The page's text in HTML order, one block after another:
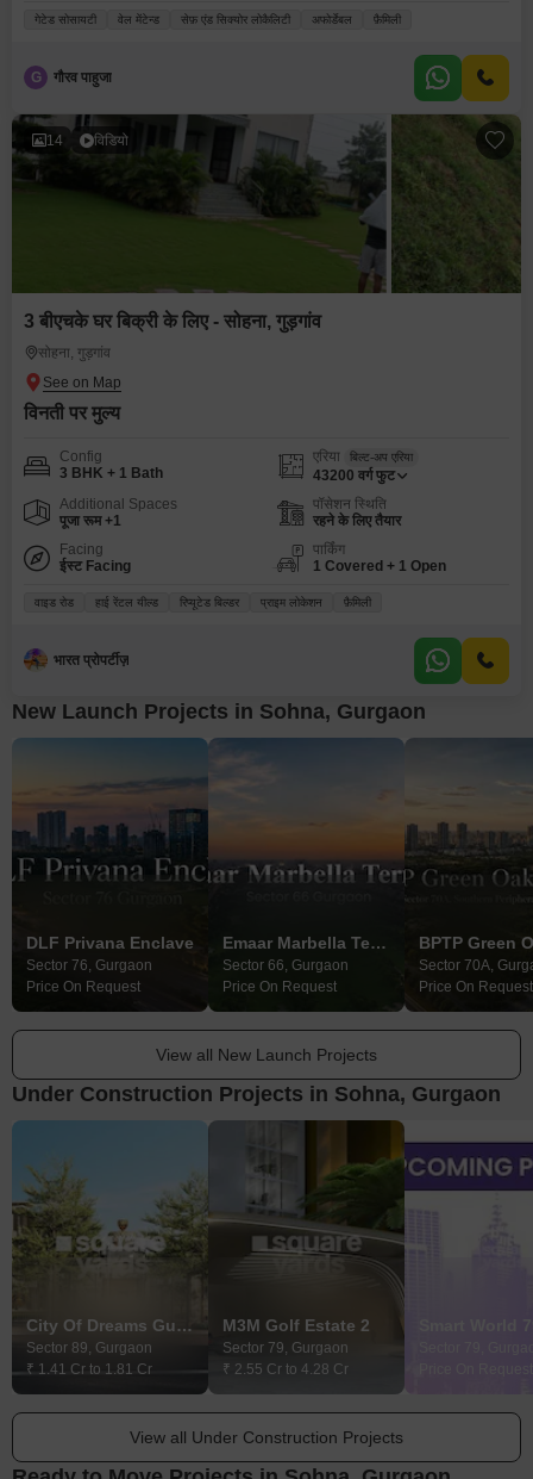
गेटेड सोसायटी वेल मेंटेन्ड सेफ़ एंड सिक्योर लोकैलिटी अफोर्डेबल फ़ैमिली
G गौरव पाहुजा
14 विडियो
3 बीएचके घर बिक्री के लिए - सोहना, गुड़गांव
सोहना, गुड़गांव
विनती पर मुल्य
Config
3 BHK + 1 Bath
एरिया बिल्ट-अप एरिया
43200 वर्ग फुट
Additional Spaces
पूजा रूम +1
पॉसेशन स्थिति
रहने के लिए तैयार
Facing
ईस्ट Facing
पार्किंग
1 Covered + 1 Open
वाइड रोड हाई रेंटल यील्ड रिप्यूटेड बिल्डर प्राइम लोकेशन फ़ैमिली
भारत प्रोपर्टीज़
New Launch Projects in Sohna, Gurgaon
DLF Privana Enclave
Sector 76, Gurgaon
Price On Request
Emaar Marbella Terraces
Sector 66, Gurgaon
Price On Request
Sector 70A,
Price On Request
View all New Launch Projects
Under Construction Projects in Sohna, Gurgaon
City Of Dreams Gurgaon
Sector 89, Gurgaon
₹ 1.41 Cr to 1.81 Cr
M3M Golf Estate 2
Sector 79, Gurgaon
₹ 2.55 Cr to 4.28 Cr
View all Under Construction Projects